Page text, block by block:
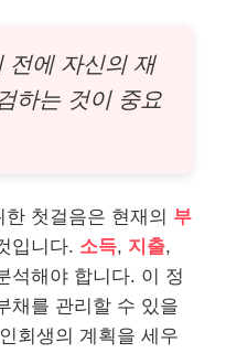
전에 자신의 재
하는 것이 중요
첫걸음은 현재의 부
입니다. 소득, 지출,
석해야 합니다. 이 정
채를 관리할 수 있을
회생의 계획을 세우